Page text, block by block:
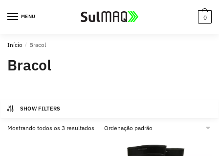
MENU 0
Início / Bracol
Bracol
SHOW FILTERS
Mostrando todos os 3 resultados